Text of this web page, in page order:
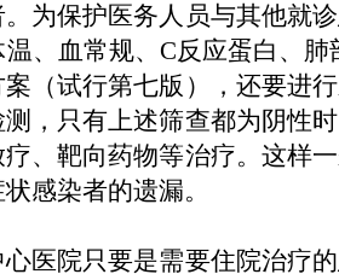
为保护医务人员与其他就
、血常规、C反应蛋白、
（试行第七版），还要进
，只有上述筛查都为阴性
、靶向药物等治疗。这样
感染者的遗漏。
心医院只要是需要住院治疗